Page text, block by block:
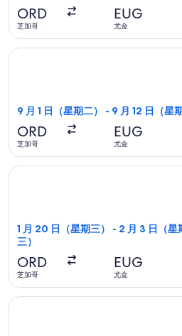
ORD
芝加哥
EUG
尤金
9 月 1 日（星期二） - 9 月 12 日（星期
ORD
芝加哥
EUG
尤金
选择达美航空航班，9 月 1 日（
1 月 20 日（星期三） - 2 月 3 日（星
三）
ORD
芝加哥
EUG
尤金
选择达美航空航班，1 月 20 日（
选择联合航空航班，8 月 28 日（